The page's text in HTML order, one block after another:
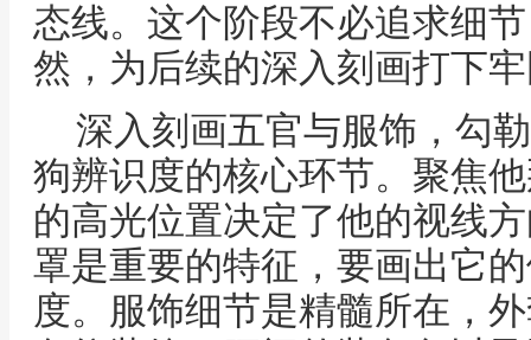
态线。这个阶段不必追求细
然，为后续的深入刻画打下
深入刻画五官与服饰，勾
狗辨识度的核心环节。聚焦
的高光位置决定了他的视线
罩是重要的特征，要画出它
度。服饰细节是精髓所在，